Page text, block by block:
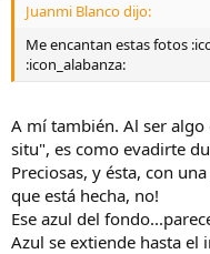
Juanmi Blanco dijo:
Me encantan estas fotos
:icon_alabanza:
A mí también. Al ser
situ", es como evadirte
Preciosas, y ésta, con
que está hecha, no!
Ese azul del
Azul se extiende hasta el